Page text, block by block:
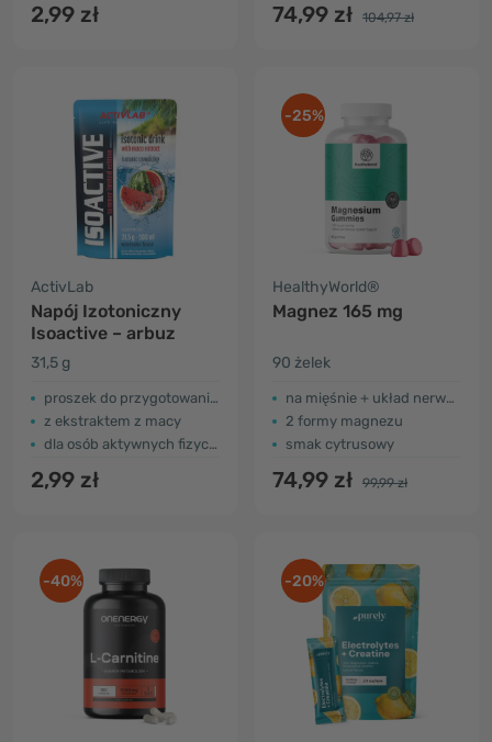
2,99 zł 74,99 zł 104,97 zł
ActivLab
Napój Izotoniczny
Isoactive – arbuz
31,5 g
proszek do przygotowania napoju
z ekstraktem z macy
dla osób aktywnych fizycznie
2,99 zł
-25%
HealthyWorld®
Magnez 165 mg
90 żelek
na mięśnie + układ nerwowy
2 formy magnezu
smak cytrusowy
74,99 zł 99,99 zł
-40% -20%